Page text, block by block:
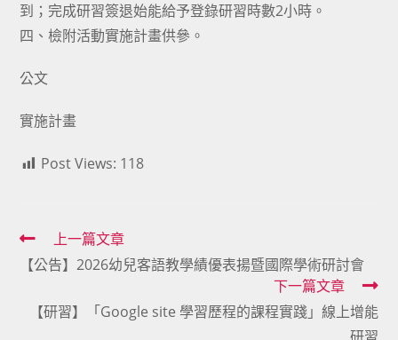
到；完成研習簽退始能給予登錄研習時數2小時。
四、檢附活動實施計畫供參。
公文
實施計畫
Post Views: 118
Read
more
上一篇文章
【公告】2026幼兒客語教學績優表揚暨國際學術研討會
下一篇文章
【研習】「Google site 學習歷程的課程實踐」線上增能